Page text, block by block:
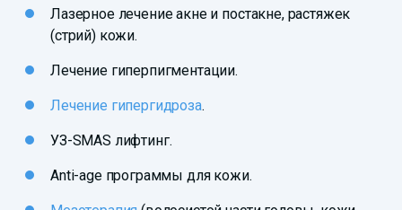
Лазерное лечение акне и постакне, растяжек
(стрий) кожи.
Лечение гиперпигментации.
Лечение гипергидроза.
УЗ-SMAS лифтинг.
Anti-age программы для кожи.